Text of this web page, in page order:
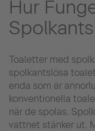
Hur
Toaletter med
spolkantslösa
enda som är
konventionella
när de spolas.
vattnet stänker ut.